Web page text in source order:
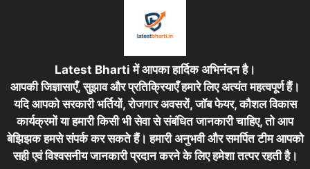
Latest Bharti में आपका हार्दिक अभिनंदन है।
आपकी जिज्ञासाएँ, सुझाव और प्रतिक्रियाएँ हमारे लिए अत्यंत महत्वपूर्ण हैं।
यदि आपको सरकारी भर्तियों, रोजगार अवसरों, जॉब फेयर, कौशल विकास
कार्यक्रमों या हमारी किसी भी सेवा से संबंधित जानकारी चाहिए, तो आप
बेझिझक हमसे संपर्क कर सकते हैं। हमारी अनुभवी और समर्पित टीम आपको
सही एवं विश्वसनीय जानकारी प्रदान करने के लिए हमेशा तत्पर रहती है।